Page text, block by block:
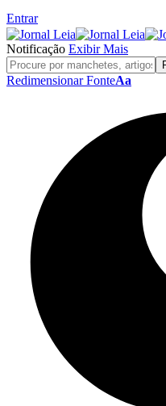
Entrar
Notificação Exibir Mais
Redimensionar FonteAa